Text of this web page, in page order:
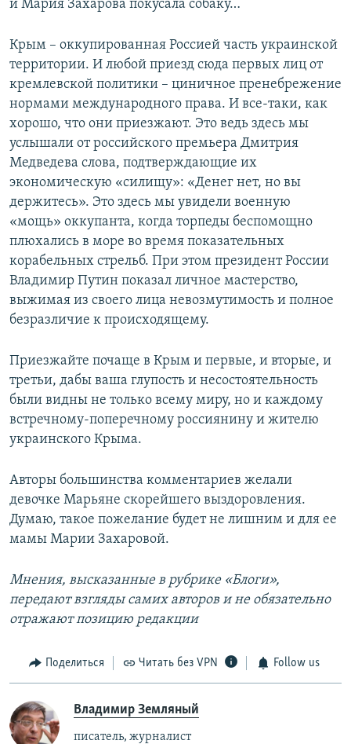
и Мария Захарова покусала собаку…
Крым – оккупированная Россией часть украинской
территории. И любой приезд сюда первых лиц от
кремлевской политики – циничное пренебрежение
нормами международного права. И все-таки, как
хорошо, что они приезжают. Это ведь здесь мы
услышали от российского премьера Дмитрия
Медведева слова, подтверждающие их
экономическую «силищу»: «Денег нет, но вы
держитесь». Это здесь мы увидели военную
«мощь» оккупанта, когда торпеды беспомощно
плюхались в море во время показательных
корабельных стрельб. При этом президент России
Владимир Путин показал личное мастерство,
выжимая из своего лица невозмутимость и полное
безразличие к происходящему.
Приезжайте почаще в Крым и первые, и вторые, и
третьи, дабы ваша глупость и несостоятельность
были видны не только всему миру, но и каждому
встречному-поперечному россиянину и жителю
украинского Крыма.
Авторы большинства комментариев желали
девочке Марьяне скорейшего выздоровления.
Думаю, такое пожелание будет не лишним и для ее
мамы Марии Захаровой.
Мнения, высказанные в рубрике «Блоги»,
передают взгляды самих авторов и не обязательно
отражают позицию редакции
Поделиться Читать без VPN Follow us
Владимир Земляный
писатель, журналист